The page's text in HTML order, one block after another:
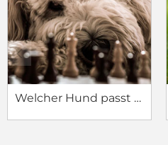
Welcher Hund passt zu mir?
c